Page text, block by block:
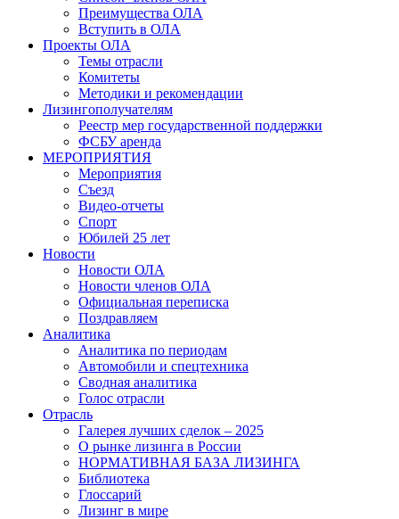
Преимущества ОЛА
Вступить в ОЛА
Проекты ОЛА
Темы отрасли
Комитеты
Методики и рекомендации
Лизингополучателям
Реестр мер государственной поддержки
ФСБУ аренда
МЕРОПРИЯТИЯ
Мероприятия
Съезд
Видео-отчеты
Спорт
Юбилей 25 лет
Новости
Новости ОЛА
Новости членов ОЛА
Официальная переписка
Поздравляем
Аналитика
Аналитика по периодам
Автомобили и спецтехника
Сводная аналитика
Голос отрасли
Отрасль
Галерея лучших сделок – 2025
О рынке лизинга в России
НОРМАТИВНАЯ БАЗА ЛИЗИНГА
Библиотека
Глоссарий
Лизинг в мире